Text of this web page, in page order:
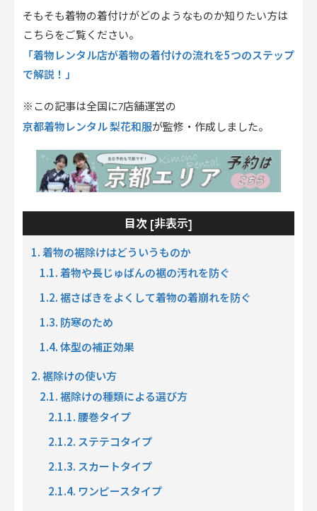
そもそも着物の着付けがどのようなものか知りたい方は
こちらをご覧ください。
「着物レンタル店が着物の着付けの流れを5つのステップ
で解説！」
※この記事は全国に7店舗運営の
京都着物レンタル 梨花和服が監修・作成しました。
目次 [非表示]
1. 着物の裾除けはどういうものか
1.1. 着物や長じゅばんの裾の汚れを防ぐ
1.2. 裾さばきをよくして着物の着崩れを防ぐ
1.3. 防寒のため
1.4. 体型の補正効果
2. 裾除けの使い方
2.1. 裾除けの種類による選び方
2.1.1. 腰巻タイプ
2.1.2. ステテコタイプ
2.1.3. スカートタイプ
2.1.4. ワンピースタイプ